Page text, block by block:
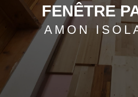
FENÊTRE
AMON